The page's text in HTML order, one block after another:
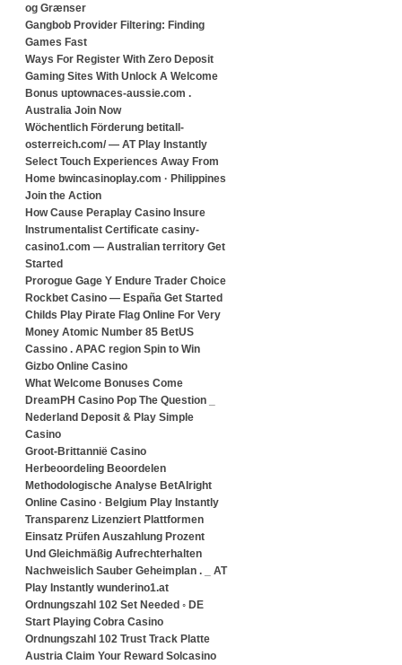
og Grænser
Gangbob Provider Filtering: Finding
Games Fast
Ways For Register With Zero Deposit
Gaming Sites With Unlock A Welcome
Bonus uptownaces-aussie.com .
Australia Join Now
Wöchentlich Förderung betitall-
osterreich.com/ — AT Play Instantly
Select Touch Experiences Away From
Home bwincasinoplay.com · Philippines
Join the Action
How Cause Peraplay Casino Insure
Instrumentalist Certificate casiny-
casino1.com — Australian territory Get
Started
Prorogue Gage Y Endure Trader Choice
Rockbet Casino — España Get Started
Childs Play Pirate Flag Online For Very
Money Atomic Number 85 BetUS
Cassino . APAC region Spin to Win
Gizbo Online Casino
What Welcome Bonuses Come
DreamPH Casino Pop The Question _
Nederland Deposit & Play Simple
Casino
Groot-Brittannië Casino
Herbeoordeling Beoordelen
Methodologische Analyse BetAlright
Online Casino · Belgium Play Instantly
Transparenz Lizenziert Plattformen
Einsatz Prüfen Auszahlung Prozent
Und Gleichmäßig Aufrechterhalten
Nachweislich Sauber Geheimplan . _ AT
Play Instantly wunderino1.at
Ordnungszahl 102 Set Needed ◦ DE
Start Playing Cobra Casino
Ordnungszahl 102 Trust Track Platte
Austria Claim Your Reward Solcasino